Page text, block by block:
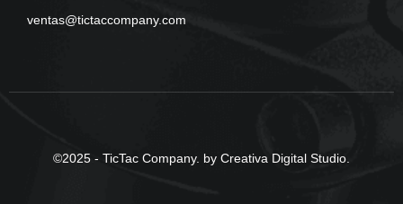
ventas@tictaccompany.com
©2025 - TicTac Company. by Creativa Digital Studio.